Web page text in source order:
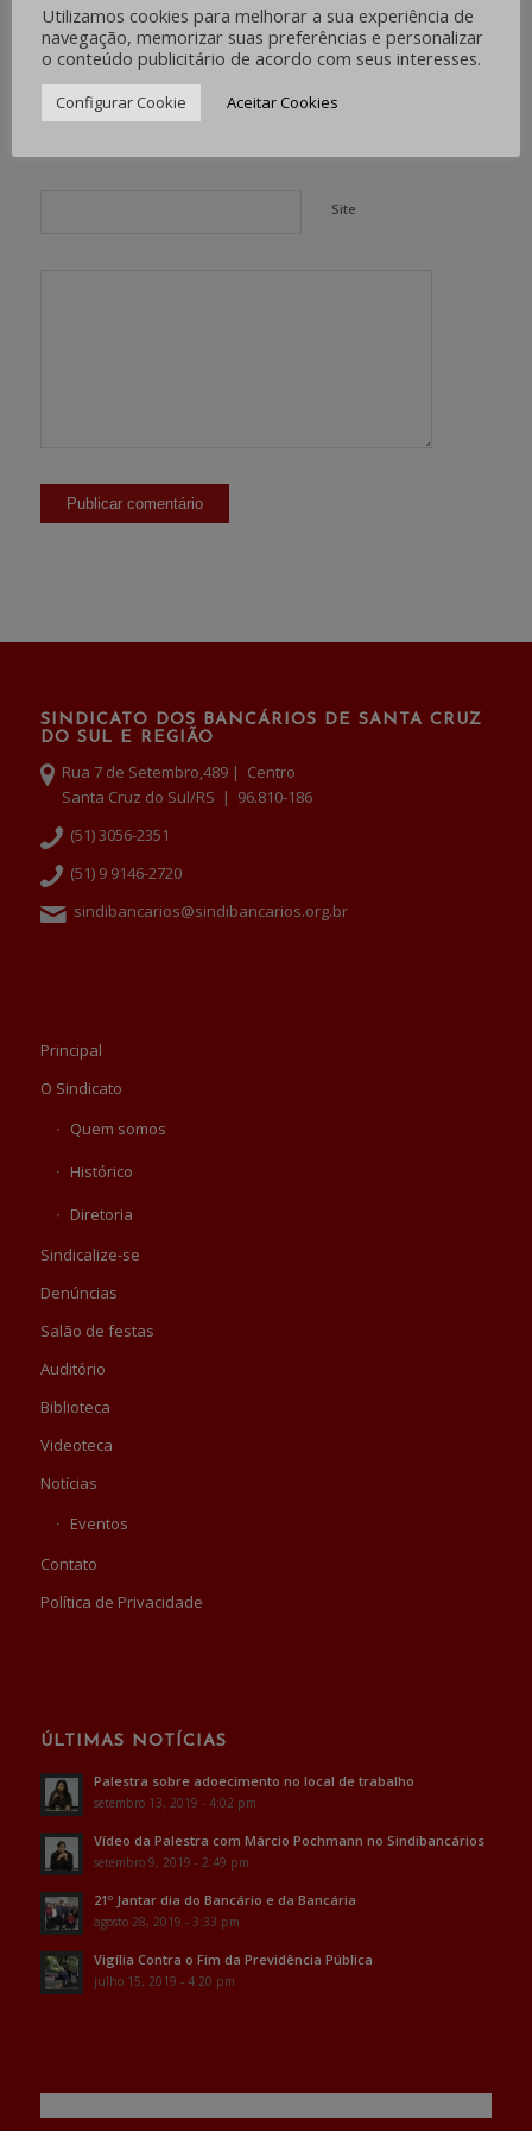
*
Site
SINDICATO DOS BANCÁRIOS DE SANTA CRUZ
DO SUL E REGIÃO
Rua 7 de Setembro,489 | Centro
Santa Cruz do Sul/RS | 96.810-186
(51) 3056-2351
(51) 9 9146-2720
sindibancarios@sindibancarios.org.br
Principal
O Sindicato
Quem somos
Histórico
Diretoria
Sindicalize-se
Denúncias
Salão de festas
Auditório
Biblioteca
Videoteca
Notícias
Eventos
Contato
Política de Privacidade
ÚLTIMAS NOTÍCIAS
Palestra sobre adoecimento no local de trabalho
setembro 13, 2019 - 4:02 pm
Vídeo da Palestra com Márcio Pochmann no Sindibancários
setembro 9, 2019 - 2:49 pm
21º Jantar dia do Bancário e da Bancária
agosto 28, 2019 - 3:33 pm
Vigília Contra o Fim da Previdência Pública
julho 15, 2019 - 4:20 pm
Utilizamos cookies para melhorar a sua experiência de
navegação, memorizar suas preferências e personalizar
o conteúdo publicitário de acordo com seus interesses.
Configurar Cookie Aceitar Cookies